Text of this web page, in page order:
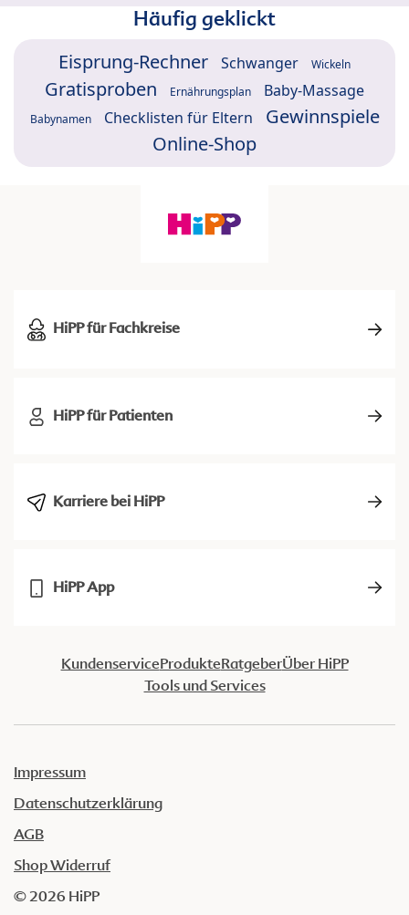
Häufig geklickt
Eisprung-Rechner Schwanger Wickeln
Gratisproben Ernährungsplan Baby-Massage
Babynamen Checklisten für Eltern
Gewinnspiele
Online-Shop
HiPP für Fachkreise
HiPP für Patienten
Karriere bei HiPP
HiPP App
KundenserviceProdukteRatgeberÜber HiPP
Tools und Services
Impressum
Datenschutzerklärung
AGB
Shop Widerruf
© 2026 HiPP